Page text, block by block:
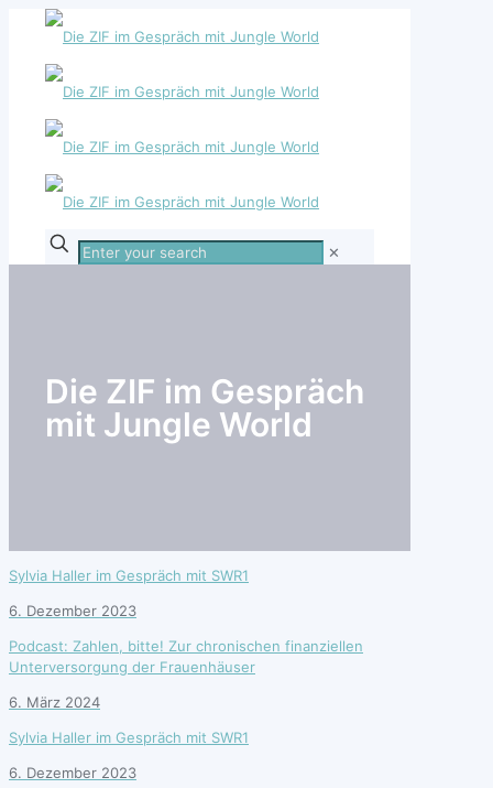
Enter
your
✕
Die ZIF im Gespräch
mit Jungle World
Sylvia Haller im Gespräch mit SWR1
6. Dezember 2023
Podcast: Zahlen, bitte! Zur chronischen finanziellen
Unterversorgung der Frauenhäuser
6. März 2024
Sylvia Haller im Gespräch mit SWR1
6. Dezember 2023